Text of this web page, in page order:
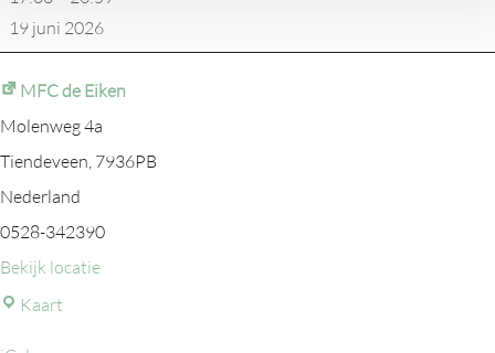
19 juni 2026
MFC de Eiken
Molenweg 4a
Tiendeveen, 7936PB
Nederland
0528-342390
Bekijk locatie
Kaart